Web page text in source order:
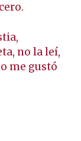
no la leí,
me gustó